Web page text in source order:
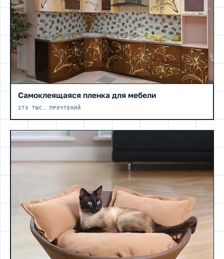
Самоклеящаяся пленка для мебели
273 ТЫС. ПРОЧТЕНИЙ